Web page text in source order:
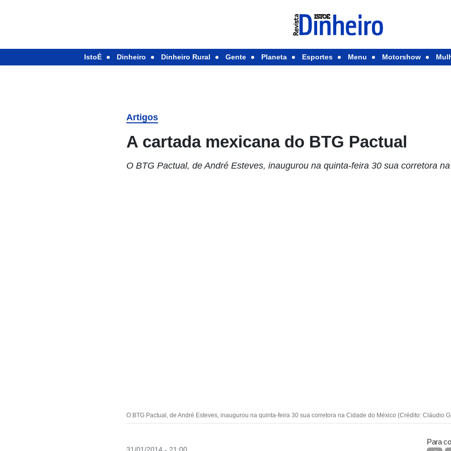
IstoÉ Dinheiro Dinheiro Rural Gente Planeta Esportes Menu Motorshow
Artigos
A cartada mexicana do BTG Pactual
O BTG Pactual, de André Esteves, inaugurou na quinta-feira 30 sua corretora
O BTG Pactual, de André Esteves, inaugurou na quinta-feira 30 sua corretora na Cidade do México (Crédito: Cláudio
31/01/2014 - 21:00
Para